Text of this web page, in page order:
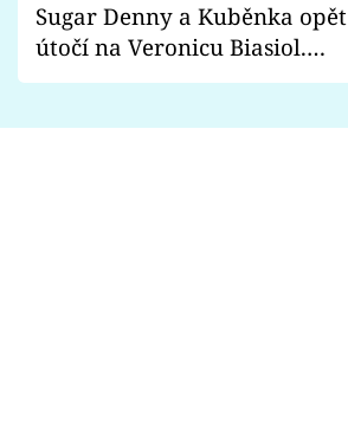
Sugar Denny a Kuběnka opět
útočí na Veronicu Biasiol.
Proč je podle nich falešná a